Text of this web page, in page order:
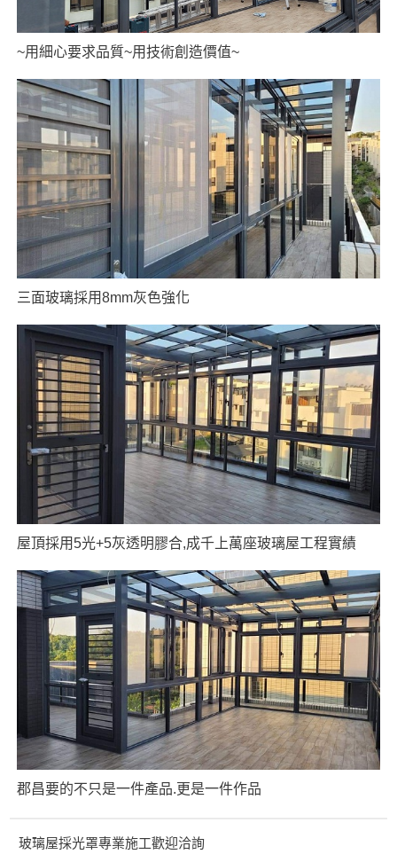
~用細心要求品質~用技術創造價值~
三面玻璃採用8mm灰色強化
屋頂採用5光+5灰透明膠合,成千上萬座玻璃屋工程實績
郡昌要的不只是一件產品.更是一件作品
玻璃屋採光罩專業施工歡迎洽詢